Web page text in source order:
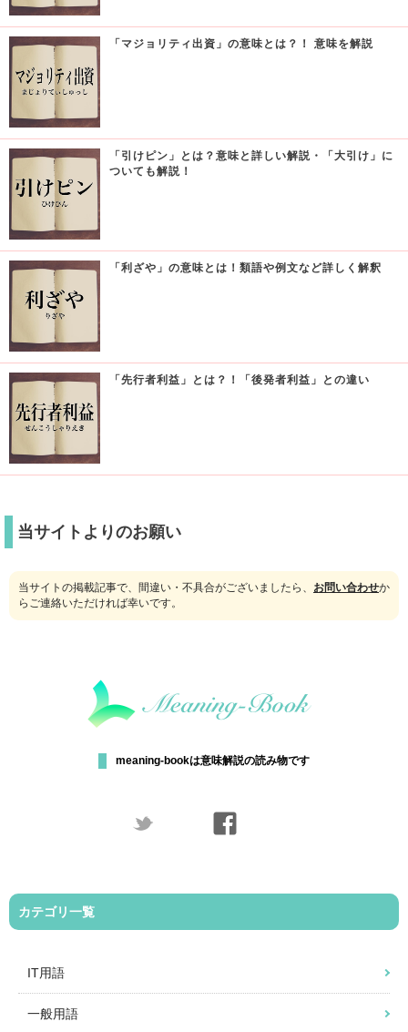
「マジョリティ出資」の意味とは？！ 意味を解説
「引けピン」とは？意味と詳しい解説・「大引け」に
ついても解説！
「利ざや」の意味とは！類語や例文など詳しく解釈
「先行者利益」とは？！「後発者利益」との違い
当サイトよりのお願い
当サイトの掲載記事で、間違い・不具合がございましたら、 お問い合わせか
らご連絡いただければ幸いです。
meaning-bookは意味解説の読み物です
カテゴリ一覧
IT用語
一般用語